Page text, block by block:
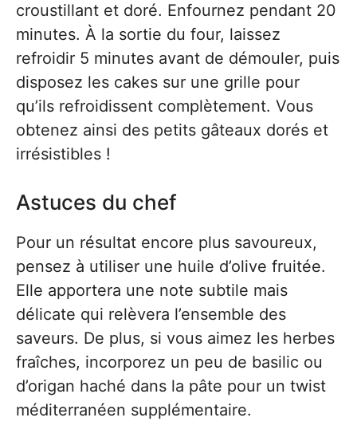
croustillant et doré. Enfournez pendant 20
minutes. À la sortie du four, laissez
refroidir 5 minutes avant de démouler, puis
disposez les cakes sur une grille pour
qu’ils refroidissent complètement. Vous
obtenez ainsi des petits gâteaux dorés et
irrésistibles !
Astuces du chef
Pour un résultat encore plus savoureux,
pensez à utiliser une huile d’olive fruitée.
Elle apportera une note subtile mais
délicate qui relèvera l’ensemble des
saveurs. De plus, si vous aimez les herbes
fraîches, incorporez un peu de basilic ou
d’origan haché dans la pâte pour un twist
méditerranéen supplémentaire.